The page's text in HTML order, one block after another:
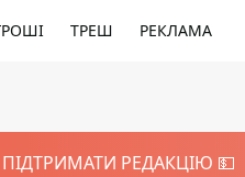
ТРЕШ РЕКЛАМА
ПІДТРИМАТИ РЕДАКЦІЮ 💵